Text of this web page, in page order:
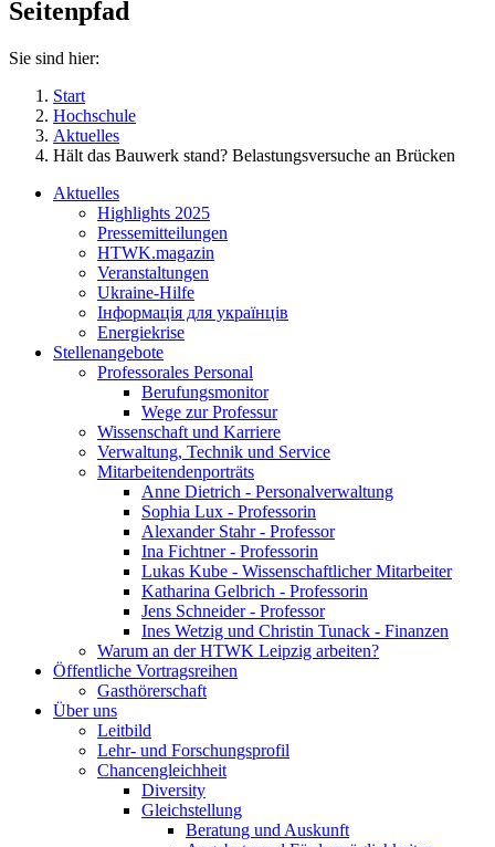
Seitenpfad
Sie sind hier:
Start
Hochschule
Aktuelles
Hält das Bauwerk stand? Belastungsversuche an Brücken
Aktuelles
Highlights 2025
Pressemitteilungen
HTWK.magazin
Veranstaltungen
Ukraine-Hilfe
Інформація для українців
Energiekrise
Stellenangebote
Professorales Personal
Berufungsmonitor
Wege zur Professur
Wissenschaft und Karriere
Verwaltung, Technik und Service
Mitarbeitendenporträts
Anne Dietrich - Personalverwaltung
Sophia Lux - Professorin
Alexander Stahr - Professor
Ina Fichtner - Professorin
Lukas Kube - Wissenschaftlicher Mitarbeiter
Katharina Gelbrich - Professorin
Jens Schneider - Professor
Ines Wetzig und Christin Tunack - Finanzen
Warum an der HTWK Leipzig arbeiten?
Öffentliche Vortragsreihen
Gasthörerschaft
Über uns
Leitbild
Lehr- und Forschungsprofil
Chancengleichheit
Diversity
Gleichstellung
Beratung und Auskunft